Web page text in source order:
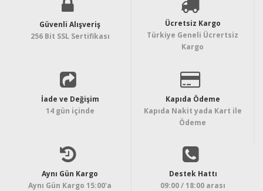
Güvenli Alışveriş
256 Bit SSL Sertifikası
Ücretsiz Kargo
Türkiye Geneli Ücrertsiz
Kargo
İade ve Değişim
14 gün içinde
Kapıda Ödeme
Kapıda Nakit yada Kart ile
Ödeme
Aynı Gün Kargo
Aynı Gün Kargo 15:00'a
Destek Hattı
09:00 / 18:00 arası